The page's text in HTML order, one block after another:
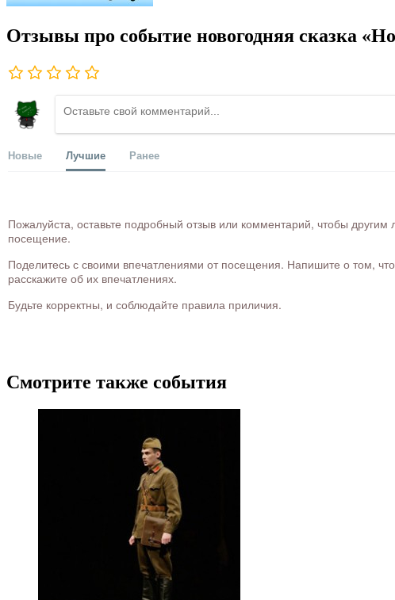
Отзывы про событие новогодняя сказка
Новые Лучшие Ранее
Пожалуйста, оставьте подробный отзыв или комментарий, чтобы
посещение.
Поделитесь с своими впечатлениями от посещения. Напишите о том,
расскажите об их впечатлениях.
Будьте корректны, и соблюдайте правила приличия.
Смотрите также события